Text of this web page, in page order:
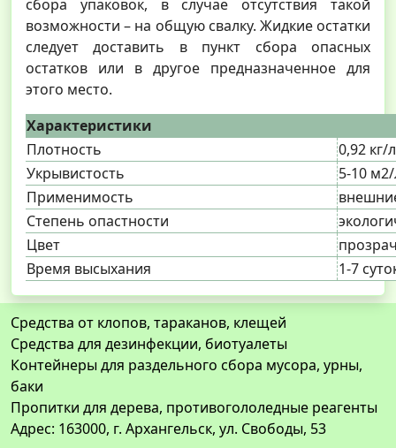
сбора упаковок, в случае отсутствия такой
возможности – на общую свалку. Жидкие остатки
следует доставить в пункт сбора опасных
остатков или в другое предназначенное для
этого место.
Характеристики
Плотность
0,92 кг/л
Укрывистость
5-10
Применимость
Степень опастности
Цвет
Время высыхания
1-7
Средства от клопов, тараканов, клещей
Средства для дезинфекции, биотуалеты
Контейнеры для раздельного сбора мусора, урны,
баки
Пропитки для дерева, противогололедные реагенты
Адрес: 163000, г. Архангельск, ул. Свободы, 53